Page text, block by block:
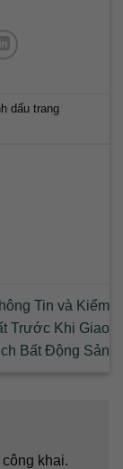
dấu trang
Tin và Kiểm
Trước Khi Giao
Bất Động Sản
khai.